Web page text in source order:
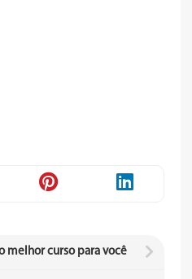
melhor curso para você